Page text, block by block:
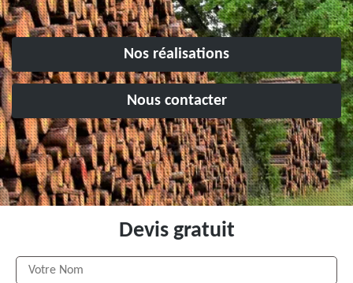
Nos réalisations
Nous contacter
Devis gratuit